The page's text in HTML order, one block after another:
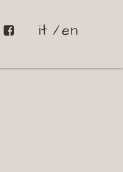
it en